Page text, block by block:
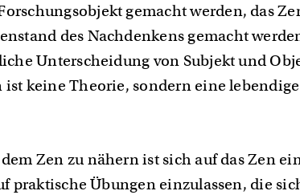
gemacht werden, das
des Nachdenkens gemacht
Unterscheidung von Subjekt und
ist keine Theorie, sondern eine lebendige
Zen zu nähern ist sich auf das Zen
praktische Übungen einzulassen, die